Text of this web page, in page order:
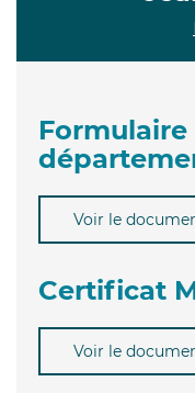
Formulaire
Voir le
Certificat
Voir le